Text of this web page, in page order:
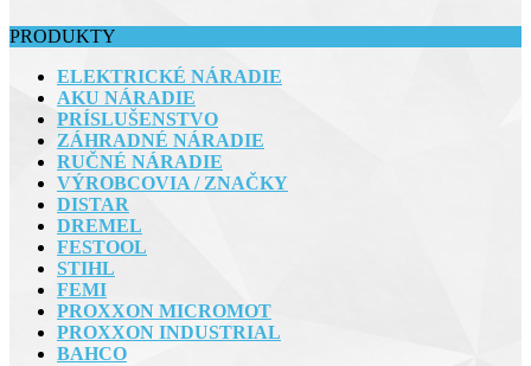
PRODUKTY
ELEKTRICKÉ NÁRADIE
AKU NÁRADIE
PRÍSLUŠENSTVO
ZÁHRADNÉ NÁRADIE
RUČNÉ NÁRADIE
VÝROBCOVIA / ZNAČKY
DISTAR
DREMEL
FESTOOL
STIHL
FEMI
PROXXON MICROMOT
PROXXON INDUSTRIAL
BAHCO